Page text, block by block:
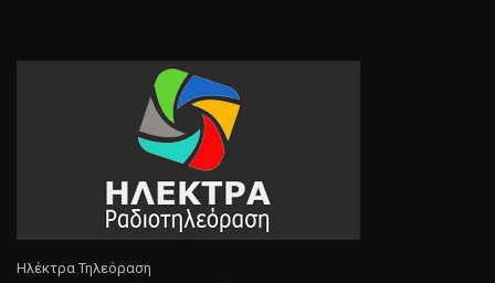
Ηλέκτρα Τηλεόραση